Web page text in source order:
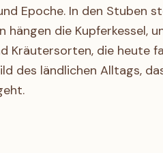
Epoche. In den Stuben
hängen die Kupferkessel,
Kräutersorten, die heute
des ländlichen Alltags,